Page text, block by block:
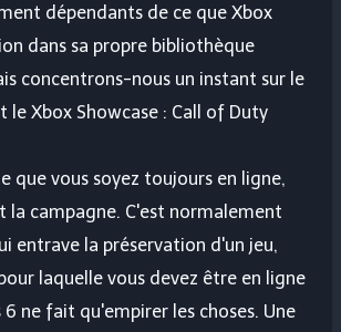
dépendants de ce que Xbox
dans sa propre bibliothèque
concentrons-nous un instant sur le
le Xbox Showcase : Call of Duty
que vous soyez toujours en ligne,
la campagne. C'est normalement
entrave la préservation d'un jeu,
laquelle vous devez être en ligne
6 ne fait qu'empirer les choses. Une